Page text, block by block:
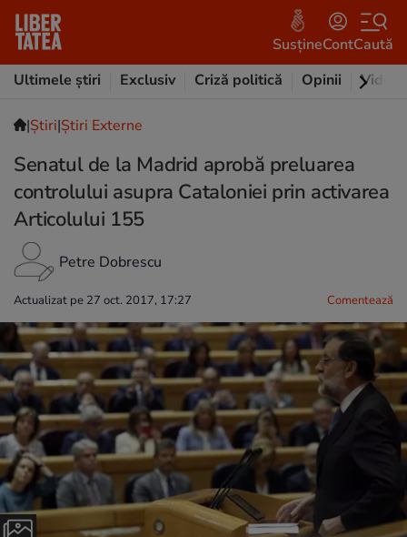
SusțineContCaută
Ultimele știri
Exclusiv Criză politică Opinii Video
|Ştiri|Știri Externe
Senatul de la Madrid aprobă preluarea
controlului asupra Cataloniei prin activarea
Articolului 155
Petre Dobrescu
Actualizat pe 27 oct. 2017, 17:27 Comentează